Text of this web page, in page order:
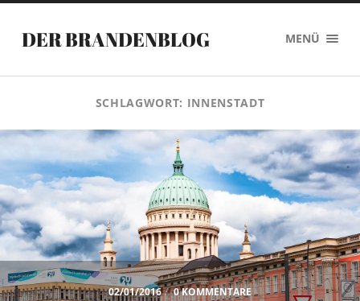
DER BRANDENBLOG MENÜ
SCHLAGWORT: INNENSTADT
02/01/2016 / 0 KOMMENTARE